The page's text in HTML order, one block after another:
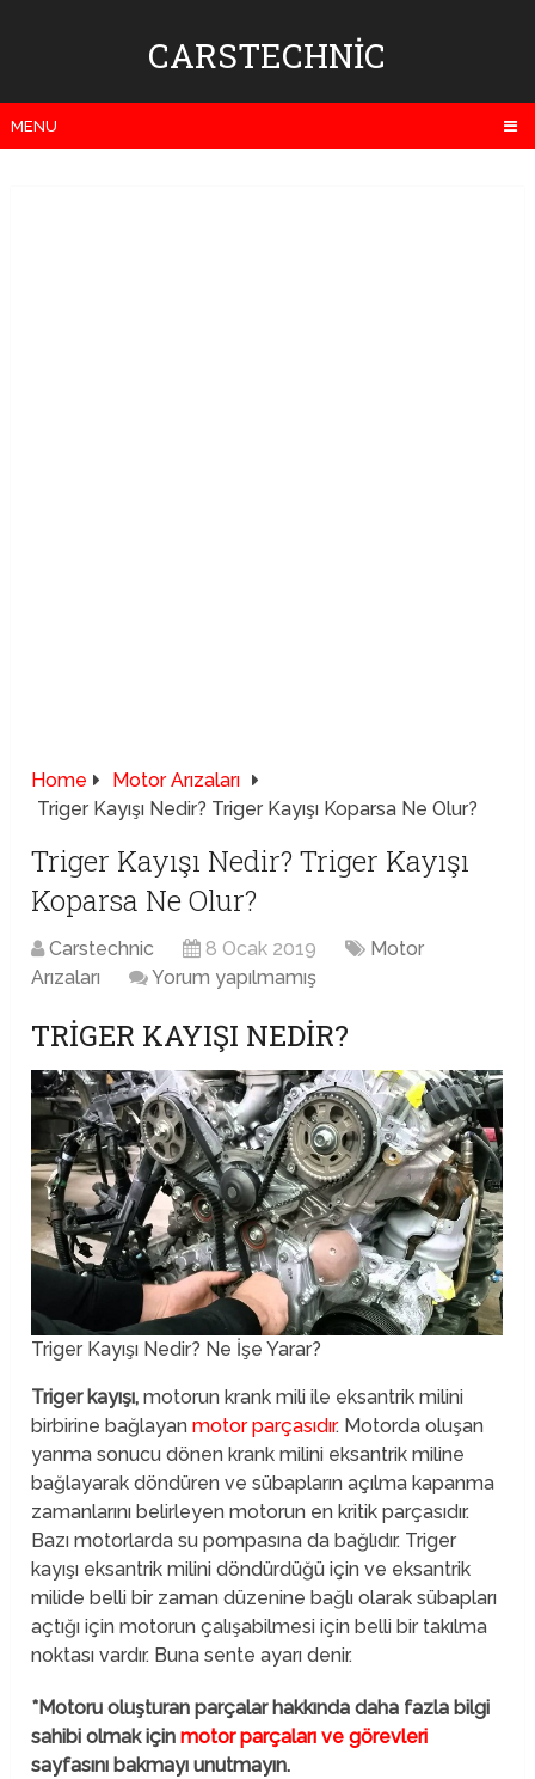
CARSTECHNIC
MENU
Home
Motor Arızaları
Triger Kayışı Nedir? Triger Kayışı Koparsa Ne Olur?
Triger Kayışı Nedir? Triger Kayışı
Koparsa Ne Olur?
Carstechnic 8 Ocak 2019
Motor
Arızaları
Yorum yapılmamış
TRIGER KAYIŞI NEDIR?
Triger Kayışı Nedir? Ne İşe Yarar?
Triger kayışı, motorun krank mili ile eksantrik milini
birbirine bağlayanmotor parçasıdır. Motorda oluşan
yanma sonucu dönen krank milini eksantrik miline
bağlayarak döndüren ve sübapların açılma kapanma
zamanlarını belirleyen motorun en kritik parçasıdır.
Bazı motorlarda su pompasına da bağlıdır. Triger
kayışı eksantrik milini döndürdüğü için ve eksantrik
milide belli bir zaman düzenine bağlı olarak sübapları
açtığı için motorun çalışabilmesi için belli bir takılma
noktası vardır. Buna sente ayarı denir.
*Motoru oluşturan parçalar hakkında daha fazla bilgi
sahibi olmak içinmotor parçaları ve görevleri
sayfasını bakmayı unutmayın.